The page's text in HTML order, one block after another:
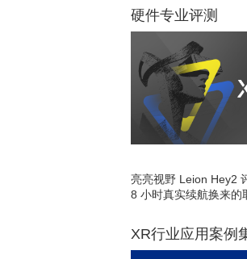
硬件专业评测
亮亮视野 Leion Hey2
8 小时真实续航换来的
XR行业应用案例